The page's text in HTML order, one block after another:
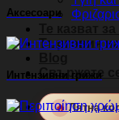
Търговия на
Свържете се
🔥 Лятна
Аксесоари
Интензивни грижи